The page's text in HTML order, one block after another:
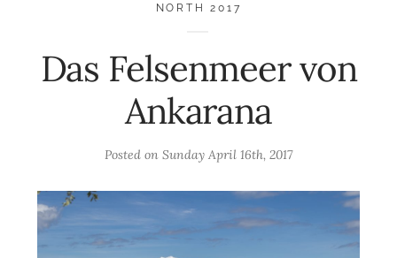
NORTH 2017
Das Felsenmeer von
Ankarana
Posted on Sunday April 16th, 2017